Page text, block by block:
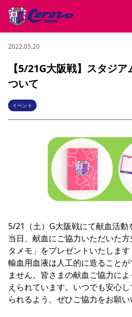
試合・チーム
試合について
試合日程 / 結果
チームについて
選手・スタッフ スケジュール メディア
ハナサカプレーヤー 歴代所
観戦する
チケット
チケット情報 販売スケジュール 価格・
シーズンシート
法人シーズンシート
特定興行入場券
譲渡サービス リセール
初めて観戦ガイド キッズ向けサービス
観戦マナー&ルール ビジターサポーター
YANMAR HANASAKA STADIUM
DAZNで観戦
DAZNで観戦
アウェイツアー
クラブを知る
セレッソ大阪について
沿革 シーズン記録 求人情
サポートする
Lise（ライセンスビジネス）
サステナビリティ
サステナビリティポリシー SDGsのゴー
活動レポート
SPORT POSITIVE LEAGUES
スポーツクラブ
スポーツクラブ
ファンクラブ
ファンクラブ
ニュース
すべて チーム グッズ チケット イベ
ホームタウン パートナー スポーツクラ
レディース
アカデミー
2022.05.20
【5/21G大阪戦】スタジ
ついて
イベント
5/21（土）G大阪戦にて献血活動
当日、献血にご協力いただいた
タメモ」をプレゼントいたします
輸血用血液は人工的に造ること
ません。皆さまの献血ご協力に
えられています。いつでも安心
られるよう、ぜひご協力をお願い